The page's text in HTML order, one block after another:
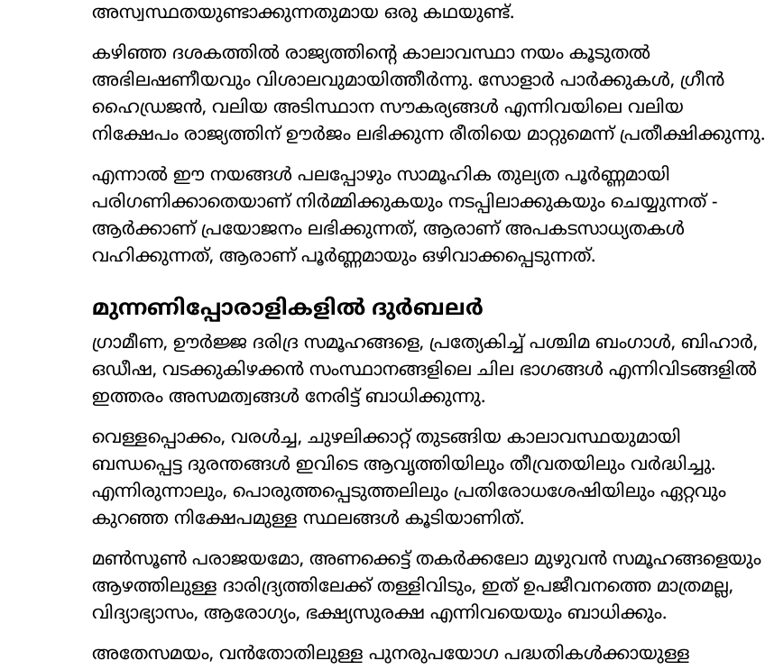
അസ്വസ്ഥതയുണ്ടാക്കുന്നതുമായ ഒരു കഥയുണ്ട്.
കഴിഞ്ഞ ദശകത്തിൽ രാജ്യത്തിന്റെ കാലാവസ്ഥാ നയം കൂടുതൽ
അഭിലഷണീയവും വിശാലവുമായിത്തീർന്നു. സോളാർ പാർക്കുകൾ, ഗ്രീൻ
ഹൈഡ്രജൻ, വലിയ അടിസ്ഥാന സൗകര്യങ്ങൾ എന്നിവയിലെ വലിയ
നിക്ഷേപം രാജ്യത്തിന് ഊർജം ലഭിക്കുന്ന രീതിയെ മാറ്റുമെന്ന് പ്രതീക്ഷിക്കുന്നു.
എന്നാൽ ഈ നയങ്ങൾ പലപ്പോഴും സാമൂഹിക തുല്യത പൂർണ്ണമായി
പരിഗണിക്കാതെയാണ് നിർമ്മിക്കുകയും നടപ്പിലാക്കുകയും ചെയ്യുന്നത് -
ആർക്കാണ് പ്രയോജനം ലഭിക്കുന്നത്, ആരാണ് അപകടസാധ്യതകൾ
വഹിക്കുന്നത്, ആരാണ് പൂർണ്ണമായും ഒഴിവാക്കപ്പെടുന്നത്.
മുന്നണിപ്പോരാളികളിൽ ദുർബലർ
ഗ്രാമീണ, ഊർജ്ജ ദരിദ്ര സമൂഹങ്ങളെ, പ്രത്യേകിച്ച് പശ്ചിമ ബംഗാൾ, ബിഹാർ,
ഒഡീഷ, വടക്കുകിഴക്കൻ സംസ്ഥാനങ്ങളിലെ ചില ഭാഗങ്ങൾ എന്നിവിടങ്ങളിൽ
ഇത്തരം അസമത്വങ്ങൾ നേരിട്ട് ബാധിക്കുന്നു.
വെള്ളപ്പൊക്കം, വരൾച്ച, ചുഴലിക്കാറ്റ് തുടങ്ങിയ കാലാവസ്ഥയുമായി
ബന്ധപ്പെട്ട ദുരന്തങ്ങൾ ഇവിടെ ആവൃത്തിയിലും തീവ്രതയിലും വർദ്ധിച്ചു.
എന്നിരുന്നാലും, പൊരുത്തപ്പെടുത്തലിലും പ്രതിരോധശേഷിയിലും ഏറ്റവും
കുറഞ്ഞ നിക്ഷേപമുള്ള സ്ഥലങ്ങൾ കൂടിയാണിത്.
മൺസൂൺ പരാജയമോ, അണക്കെട്ട് തകർക്കലോ മുഴുവൻ സമൂഹങ്ങളെയും
ആഴത്തിലുള്ള ദാരിദ്ര്യത്തിലേക്ക് തള്ളിവിടും, ഇത് ഉപജീവനത്തെ മാത്രമല്ല,
വിദ്യാഭ്യാസം, ആരോഗ്യം, ഭക്ഷ്യസുരക്ഷ എന്നിവയെയും ബാധിക്കും.
അതേസമയം, വൻതോതിലുള്ള പുനരുപയോഗ പദ്ധതികൾക്കായുള്ള